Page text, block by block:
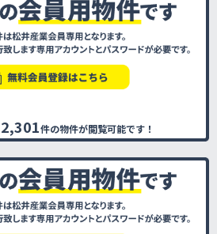
2,301件の物件が閲覧可能です！